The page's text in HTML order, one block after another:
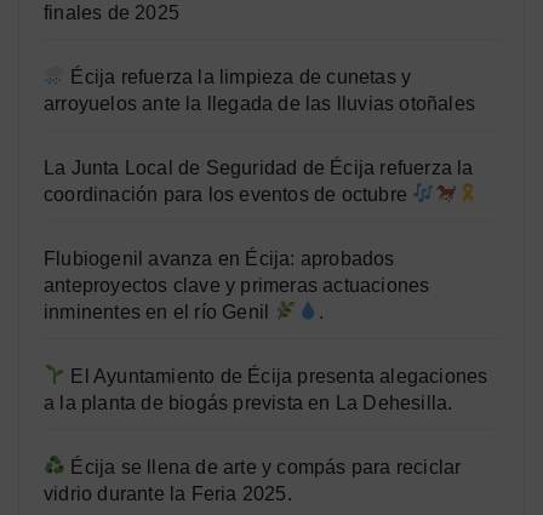
finales de 2025
Écija refuerza la limpieza de cunetas y
arroyuelos ante la llegada de las lluvias otoñales
La Junta Local de Seguridad de Écija refuerza la
coordinación para los eventos de octubre
Flubiogenil avanza en Écija: aprobados
anteproyectos clave y primeras actuaciones
inminentes en el río Genil
.
El Ayuntamiento de Écija presenta alegaciones
a la planta de biogás prevista en La Dehesilla.
Écija se llena de arte y compás para reciclar
vidrio durante la Feria 2025.